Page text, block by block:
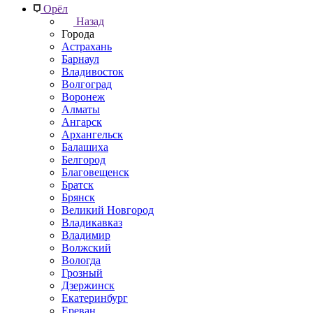
Орёл
Назад
Города
Астрахань
Барнаул
Владивосток
Волгоград
Воронеж
Алматы
Ангарск
Архангельск
Балашиха
Белгород
Благовещенск
Братск
Брянск
Великий Новгород
Владикавказ
Владимир
Волжский
Вологда
Грозный
Дзержинск
Екатеринбург
Ереван